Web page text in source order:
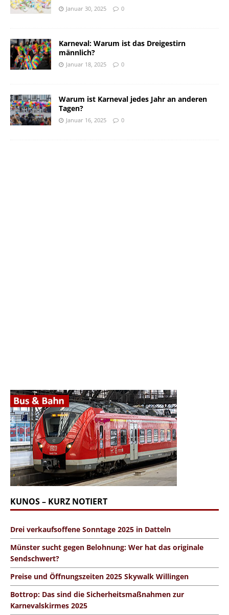
Januar 30, 2025 0
Karneval: Warum ist das Dreigestirn
männlich?
Januar 18, 2025 0
Warum ist Karneval jedes Jahr an anderen
Tagen?
Januar 16, 2025 0
KUNOS – KURZ NOTIERT
Drei verkaufsoffene Sonntage 2025 in Datteln
Münster sucht gegen Belohnung: Wer hat das originale
Sendschwert?
Preise und Öffnungszeiten 2025 Skywalk Willingen
Bottrop: Das sind die Sicherheitsmaßnahmen zur
Karnevalskirmes 2025